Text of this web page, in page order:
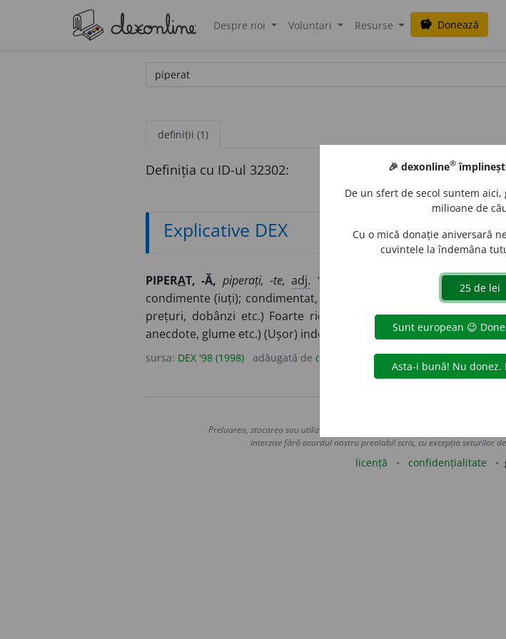
Despre noi Voluntari Resurse savings Donează
definiții (1)
Definiția cu ID-ul 32302:
Explicative DEX
PIPERAT, -Ă, piperați, -te, adj. 1. (Despre mâncăruri și
condimente (iuți); condimentat, picant, aromat. ♦ (Despre
prețuri, dobânzi etc.) Foarte ridicat, exagerat, mare; (despre
anecdote, glume etc.) (Ușor) indecent; picant. [Var.:pipărat, -ăadj.
sursa: DEX '98 (1998) adăugată de oprocopiuc acțiuni
Preluarea, stocarea sau utilizarea datelor de pe acest site, inclusiv prin orice
interzise fără acordul nostru prealabil scris, cu excepția seturilor
licență confidențialitate
🎉 dexonline®
De un sfert de secol suntem
milioane de
Cu o mică donație aniversară
cuvintele la îndemâna